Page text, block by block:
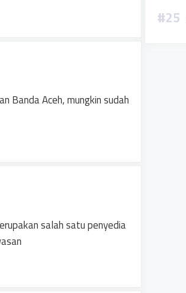
Banda Aceh, mungkin sudah
salah satu penyedia